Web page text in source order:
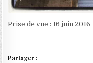
Prise de vue : 16 juin 2016
Partager :